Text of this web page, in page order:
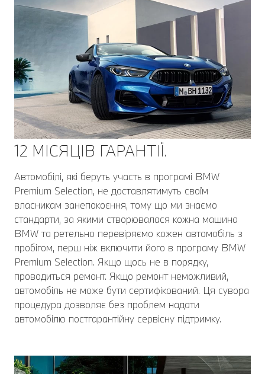
12 МІСЯЦІВ ГАРАНТІЇ.
Автомобілі, які беруть участь в програмі BMW
Premium Selection, не доставлятимуть своїм
власникам занепокоєння, тому що ми знаємо
стандарти, за якими створювалася кожна машина
BMW та ретельно перевіряємо кожен автомобіль з
пробігом, перш ніж включити його в програму BMW
Premium Selection. Якщо щось не в порядку,
проводиться ремонт. Якщо ремонт неможливий,
автомобіль не може бути сертифікований. Ця сувора
процедура дозволяє без проблем надати
автомобілю постгарантійну сервісну підтримку.